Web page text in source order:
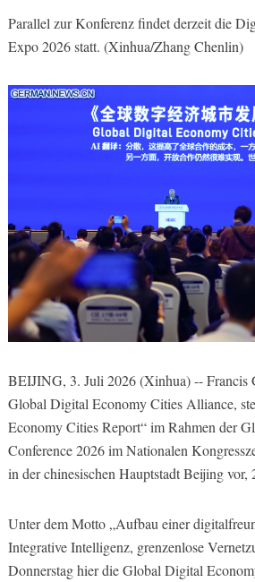
Parallel zur Konferenz findet derzeit die
Expo 2026 statt. (Xinhua/Zhang Chenlin)
BEIJING, 3. Juli 2026 (Xinhua) -- Francis
Global Digital Economy Cities Alliance,
Economy Cities Report“ im Rahmen der
Conference 2026 im Nationalen
in der chinesischen Hauptstadt Beijing vor,
Unter dem Motto „Aufbau einer
Integrative Intelligenz, grenzenlose
Donnerstag hier die Global Digital